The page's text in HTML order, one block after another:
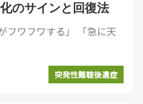
のサインと回復法
フワフワする」 「急に天
突発性難聴後遺症